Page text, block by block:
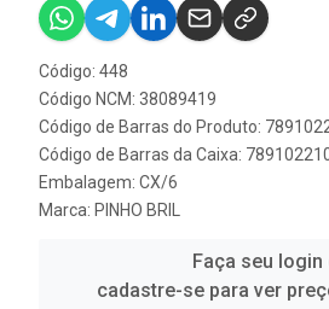
Código: 448
Código NCM: 38089419
Código de Barras do Produto:
Código de Barras da Caixa:
Embalagem: CX/6
Marca: PINHO BRIL
Faça seu login
cadastre-se para ver